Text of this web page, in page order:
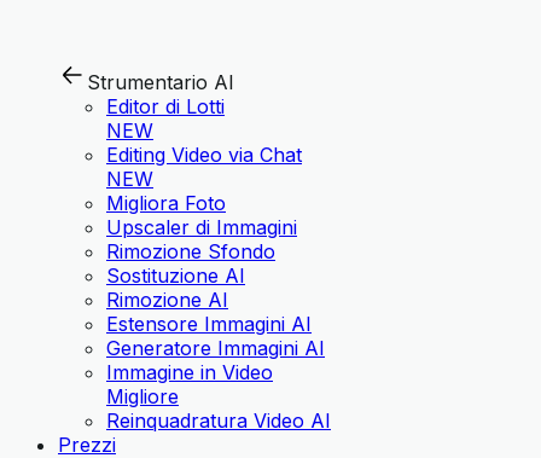
Strumentario AI
Editor di Lotti
NEW
Editing Video via Chat
NEW
Migliora Foto
Upscaler di Immagini
Rimozione Sfondo
Sostituzione AI
Rimozione AI
Estensore Immagini AI
Generatore Immagini AI
Immagine in Video
Migliore
Reinquadratura Video AI
Prezzi